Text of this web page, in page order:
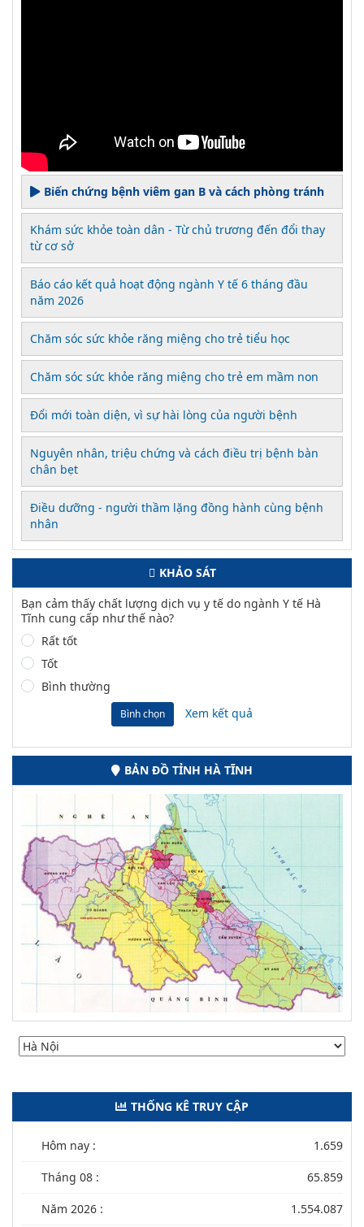
Biến chứng bệnh viêm gan B và cách phòng tránh
Khám sức khỏe toàn dân - Từ chủ trương đến đổi thay
từ cơ sở
Báo cáo kết quả hoạt động ngành Y tế 6 tháng đầu
năm 2026
Chăm sóc sức khỏe răng miệng cho trẻ tiểu học
Chăm sóc sức khỏe răng miệng cho trẻ em mầm non
Đổi mới toàn diện, vì sự hài lòng của người bệnh
Nguyên nhân, triệu chứng và cách điều trị bệnh bàn
chân bẹt
Điều dưỡng - người thầm lặng đồng hành cùng bệnh
nhân
KHẢO SÁT
Bạn cảm thấy chất lượng dịch vụ y tế do ngành Y tế Hà
Tĩnh cung cấp như thế nào?
Rất tốt
Tốt
Bình thường
Bình chọn Xem kết quả
BẢN ĐỒ TỈNH HÀ TĨNH
THỐNG KÊ TRUY CẬP
Hôm nay : 1.659
Tháng 08 : 65.859
Năm 2026 : 1.554.087